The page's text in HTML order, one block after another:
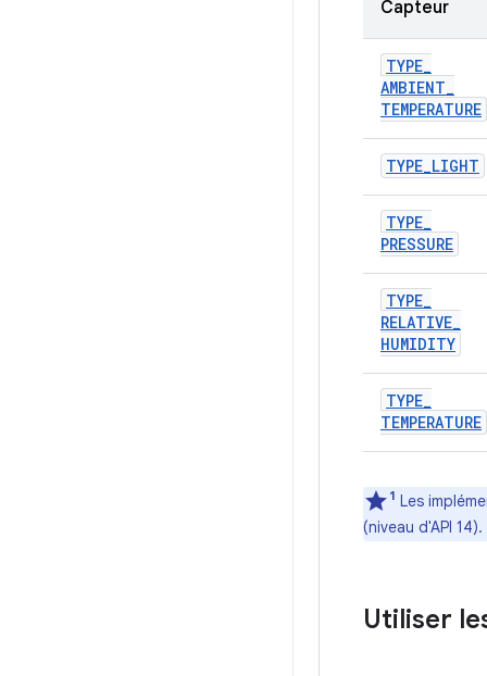
Capteur
TYPE_
AMBIENT_
TEMPERATURE
TYPE_LIGHT
TYPE_
PRESSURE
TYPE_
RELATIVE_
HUMIDITY
TYPE_
TEMPERATURE
1 Les
(niveau d'API 14).
Utiliser